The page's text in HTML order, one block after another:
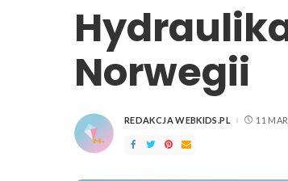
Norwegii
POSTED
REDAKCJA WEBKIDS.PL 11